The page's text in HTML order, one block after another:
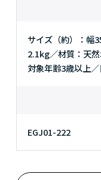
サイズ（約）：幅
2.1kg／材質：天
対象年齢3歳以上
EGJ01-222